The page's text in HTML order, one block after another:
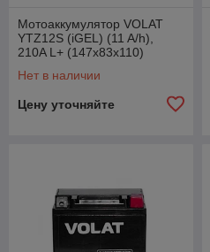
Мотоаккумулятор VOLAT
YTZ12S (iGEL) (11 A/h),
210A L+ (147x83x110)
Нет в наличии
Цену уточняйте